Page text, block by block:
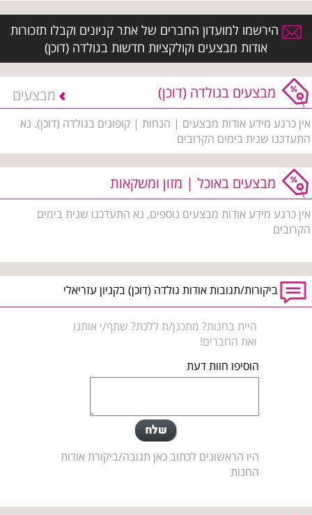
הירשמו למועדון החברים של אתר קניונים וקבלו תזכורות
אודות מבצעים וקולקציות חדשות בגולדה (דוכן)
מבצעים בגולדה (דוכן) מבצעים
אין כרגע מידע אודות מבצעים | הנחות | קופונים בגולדה (דוכן). נא
התעדכנו שנית בימים הקרובים
מבצעים באוכל | מזון ומשקאות
אין כרגע מידע אודות מבצעים נוספים, נא התעדכנו שנית בימים
הקרובים
ביקורות/תגובות אודות גולדה (דוכן) בקניון עזריאלי
היית בחנות? מתכנן/ת ללכת? שתף/י אותנו
ואת החברים!
הוסיפו חוות דעת
היו הראשונים לכתוב כאן תגובה/ביקורת אודות
החנות